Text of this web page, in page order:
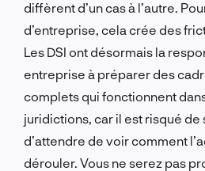
diffèrent d’un cas à l’autre.
d’entreprise, cela crée des
Les DSI ont désormais la
entreprise à préparer des
complets qui fonctionnent
juridictions, car il est risqué
d’attendre de voir comment
dérouler. Vous ne serez pas